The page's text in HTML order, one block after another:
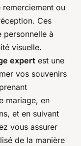
ou
Ces
personnelle à
visuelle.
expert est une
vos souvenirs
mariage, en
et en suivant
vous assurer
de la manière